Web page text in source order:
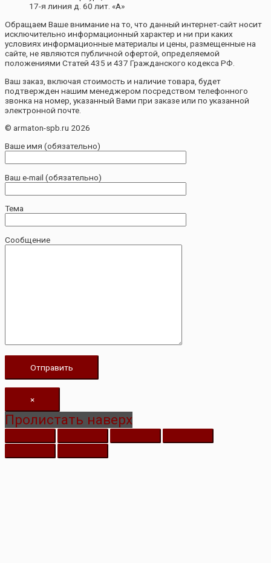
17-я линия д. 60 лит. «А»
Обращаем Ваше внимание на то, что данный интернет-сайт носит
исключительно информационный характер и ни при каких
условиях информационные материалы и цены, размещенные на
сайте, не являются публичной офертой, определяемой
положениями Статей 435 и 437 Гражданского кодекса РФ.
Ваш заказ, включая стоимость и наличие товара, будет
подтвержден нашим менеджером посредством телефонного
звонка на номер, указанный Вами при заказе или по указанной
электронной почте.
© armaton-spb.ru 2026
Ваше имя (обязательно)
Ваш e-mail (обязательно)
Тема
Сообщение
×
Пролистать наверх